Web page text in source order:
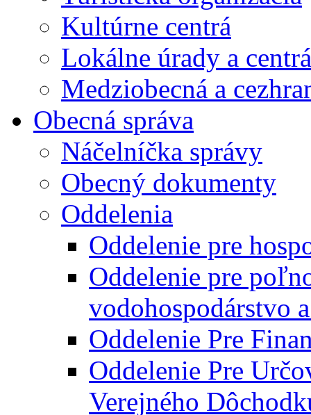
Kultúrne centrá
Lokálne úrady a centrá
Medziobecná a
Obecná správa
Náčelníčka správy
Obecný dokumenty
Oddelenia
Oddelenie pre
Oddelenie pre
vodohospodárstvo
Oddelenie Pre
Oddelenie Pre
Verejného